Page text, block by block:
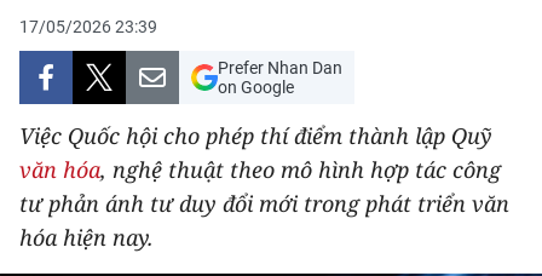
VĂN HÓA
XÃ HỘI
PHÁP LUẬT
DU LỊCH
THẾ GIỚI
17/05/2026 23:39
Prefer Nhan Dan
on Google
Việc Quốc hội cho phép thí điểm thành lập Quỹ
văn hóa, nghệ thuật theo mô hình hợp tác công
tư phản ánh tư duy đổi mới trong phát triển văn
hóa hiện nay.